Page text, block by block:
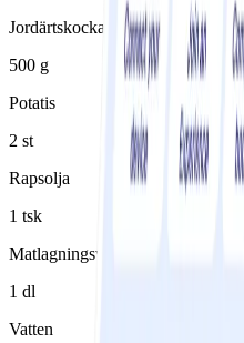
Jordärtskocka
500 g
Potatis
2 st
Rapsolja
1 tsk
Matlagningsvin, vitt
1 dl
Vatten